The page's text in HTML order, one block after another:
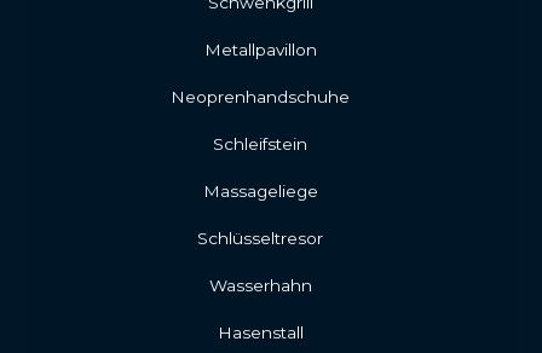
Metallpavillon
Neoprenhandschuhe
Schleifstein
Massageliege
Schlüsseltresor
Wasserhahn
Hasenstall